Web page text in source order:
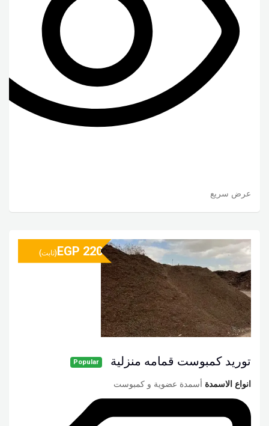
عرض سريع
توريد كمبوست قمامه منزلية Popular
انواع الاسمدة أسمدة عضوية و كمبوست
EGP 220 (ثابت)